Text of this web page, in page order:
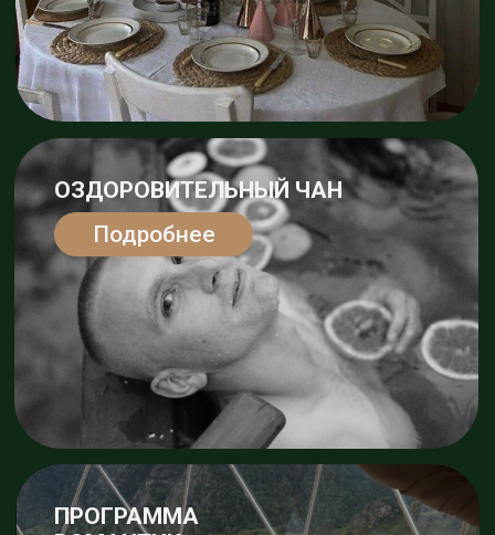
Подробнее
САП-БОРДЫ
Подробнее
ДЕТСКИЙ ДЕНЬ
РОЖДЕНИЯ